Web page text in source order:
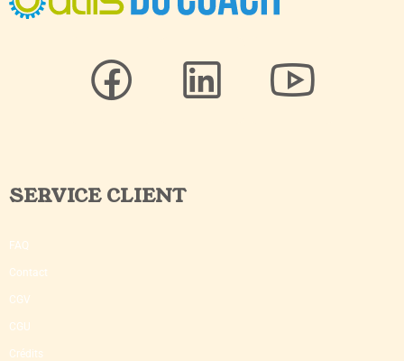
SERVICE CLIENT
FAQ
Contact
CGV
CGU
Crédits